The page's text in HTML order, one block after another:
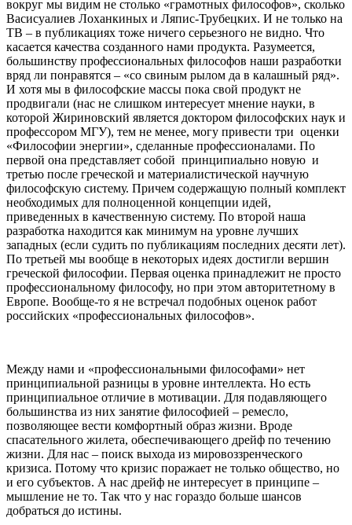
вокруг мы видим не столько «грамотных философов», сколько
Васисуалиев Лоханкиных и Ляпис-Трубецких. И не только на
ТВ – в публикациях тоже ничего серьезного не видно. Что
касается качества созданного нами продукта. Разумеется,
большинству профессиональных философов наши разработки
вряд ли понравятся – «со свиным рылом да в калашный ряд».
И хотя мы в философские массы пока свой продукт не
продвигали (нас не слишком интересует мнение науки, в
которой Жириновский является доктором философских наук и
профессором МГУ), тем не менее, могу привести три оценки
«Философии энергии», сделанные профессионалами. По
первой она представляет собой принципиально новую и
третью после греческой и материалистической научную
философскую систему. Причем содержащую полный комплект
необходимых для полноценной концепции идей,
приведенных в качественную систему. По второй наша
разработка находится как минимум на уровне лучших
западных (если судить по публикациям последних десяти лет).
По третьей мы вообще в некоторых идеях достигли вершин
греческой философии. Первая оценка принадлежит не просто
профессиональному философу, но при этом авторитетному в
Европе. Вообще-то я не встречал подобных оценок работ
российских «профессиональных философов».
Между нами и «профессиональными философами» нет
принципиальной разницы в уровне интеллекта. Но есть
принципиальное отличие в мотивации. Для подавляющего
большинства из них занятие философией – ремесло,
позволяющее вести комфортный образ жизни. Вроде
спасательного жилета, обеспечивающего дрейф по течению
жизни. Для нас – поиск выхода из мировоззренческого
кризиса. Потому что кризис поражает не только общество, но
и его субъектов. А нас дрейф не интересует в принципе –
мышление не то. Так что у нас гораздо больше шансов
добраться до истины.